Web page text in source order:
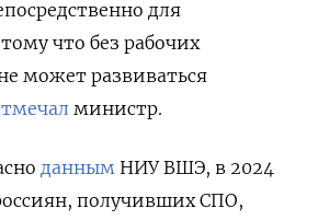
для
что без рабочих
может развиваться
министр.
данным НИУ ВШЭ, в 2024
получивших СПО,